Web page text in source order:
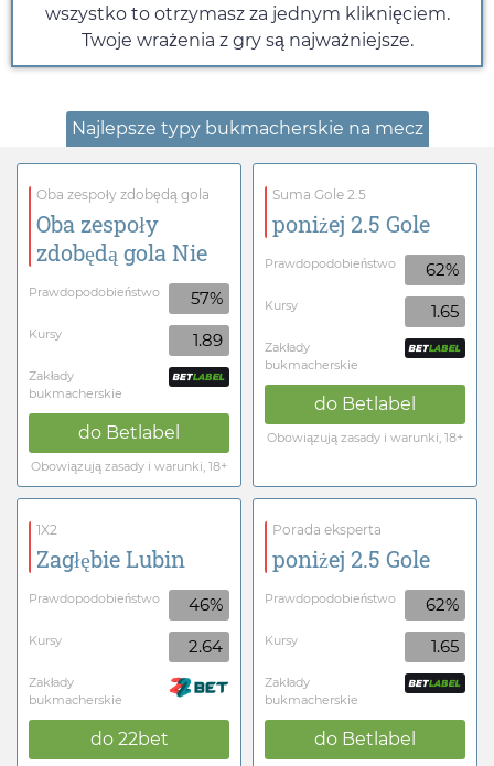
wszystko to otrzymasz za jednym kliknięciem.
Twoje wrażenia z gry są najważniejsze.
Najlepsze typy bukmacherskie na mecz
Oba zespoły zdobędą gola
Oba zespoły
zdobędą gola Nie
Prawdopodobieństwo 57%
Kursy 1.89
Zakłady
bukmacherskie
do Betlabel
Obowiązują zasady i warunki, 18+
Suma Gole 2.5
poniżej 2.5 Gole
Prawdopodobieństwo 62%
Kursy 1.65
Zakłady
bukmacherskie
do Betlabel
Obowiązują zasady i warunki, 18+
1X2
Zagłębie Lubin
Prawdopodobieństwo 46%
Kursy 2.64
Zakłady
bukmacherskie
do 22bet
Porada eksperta
poniżej 2.5 Gole
Prawdopodobieństwo 62%
Kursy 1.65
Zakłady
bukmacherskie
do Betlabel